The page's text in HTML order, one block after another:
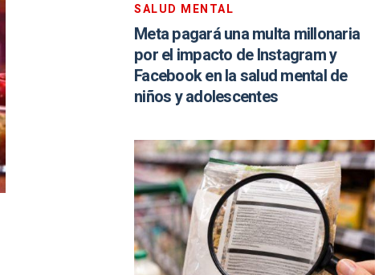
SALUD MENTAL
Meta pagará una multa millonaria
por el impacto de Instagram y
Facebook en la salud mental de
niños y adolescentes